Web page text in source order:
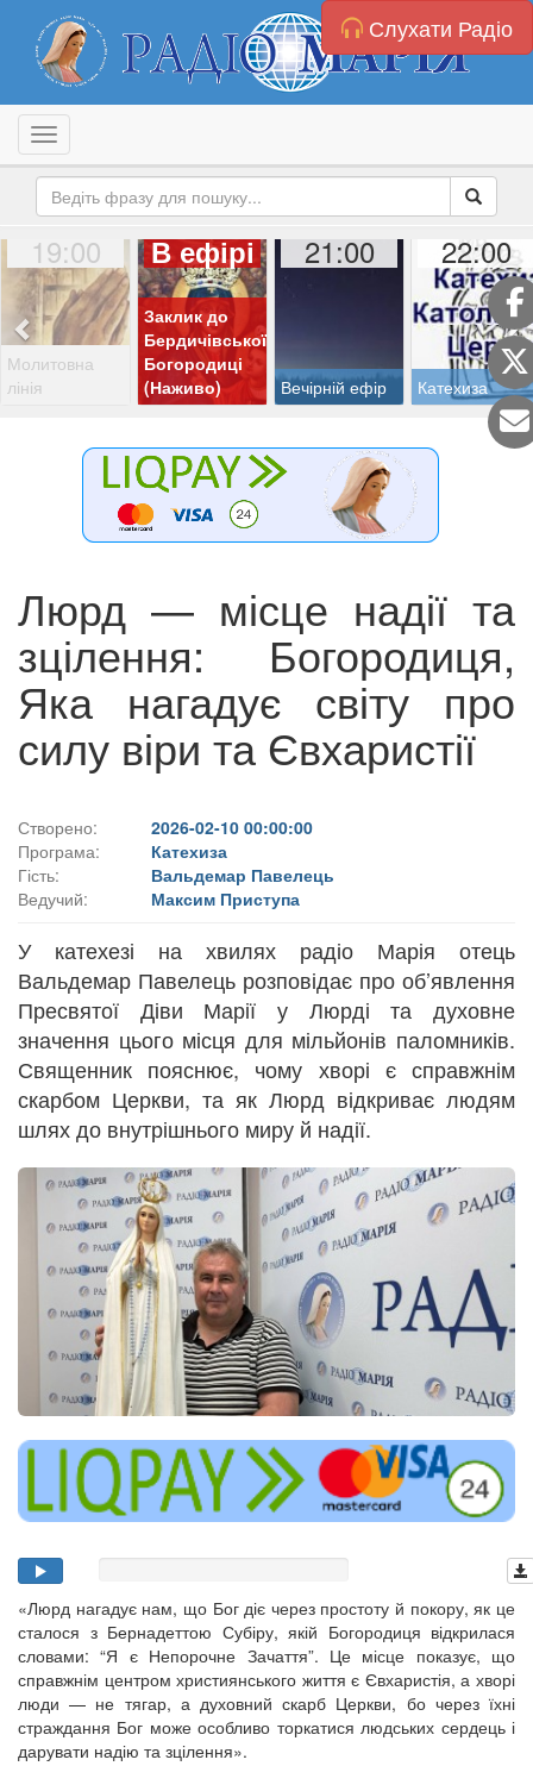
Слухати Радіо
Toggle navigation
19:00
Молитовна
лінія
В ефірі
Заклик до
Бердичівської
Богородиці
(Наживо)
21:00
Вечірній ефір
22:00
Катехиза
Люрд — місце надії та
зцілення: Богородиця,
Яка нагадує світу про
силу віри та Євхаристії
Створено:
2026-02-10 00:00:00
Програма:
Катехиза
Гість:
Вальдемар Павелець
Ведучий:
Максим Приступа
У катехезі на хвилях радіо Марія отець
Вальдемар Павелець розповідає про об’явлення
Пресвятої Діви Марії у Люрді та духовне
значення цього місця для мільйонів паломників.
Священник пояснює, чому хворі є справжнім
скарбом Церкви, та як Люрд відкриває людям
шлях до внутрішнього миру й надії.
«Люрд нагадує нам, що Бог діє через простоту й покору, як це
сталося з Бернадеттою Субіру, якій Богородиця відкрилася
словами: “Я є Непорочне Зачаття”. Це місце показує, що
справжнім центром християнського життя є Євхаристія, а хворі
люди — не тягар, а духовний скарб Церкви, бо через їхні
страждання Бог може особливо торкатися людських сердець і
дарувати надію та зцілення».